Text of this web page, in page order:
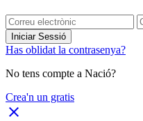
Iniciar Sessió
Has oblidat la contrasenya?
No tens compte a Nació?
Crea'n un gratis
close